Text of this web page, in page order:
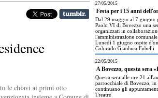
le chiavi ai primi otto
27/05/2015
Festa per i 15 anni
Dal 29 maggio al 7 giugno
Paolo VI di Bovezzo una
organizzati in
l'amministrazione comunale
Lunedì 1 giugno ospite
Colorado Gianluca Fubelli
22/05/2015
A Bovezzo, questa sera
Questa sera alle ore 21
parrocchiale di Bovezzo, in
continuano gli
Treatro